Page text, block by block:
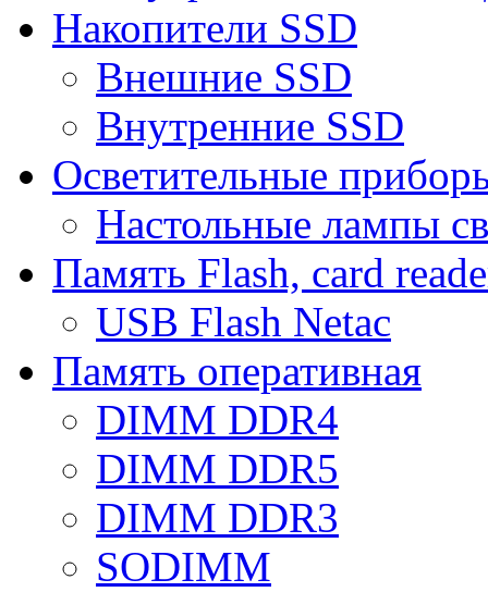
Накопители SSD
Внешние SSD
Внутренние SSD
Осветительные
Настольные лампы
Память Flash, card
USB Flash Netac
Память оперативная
DIMM DDR4
DIMM DDR5
DIMM DDR3
SODIMM